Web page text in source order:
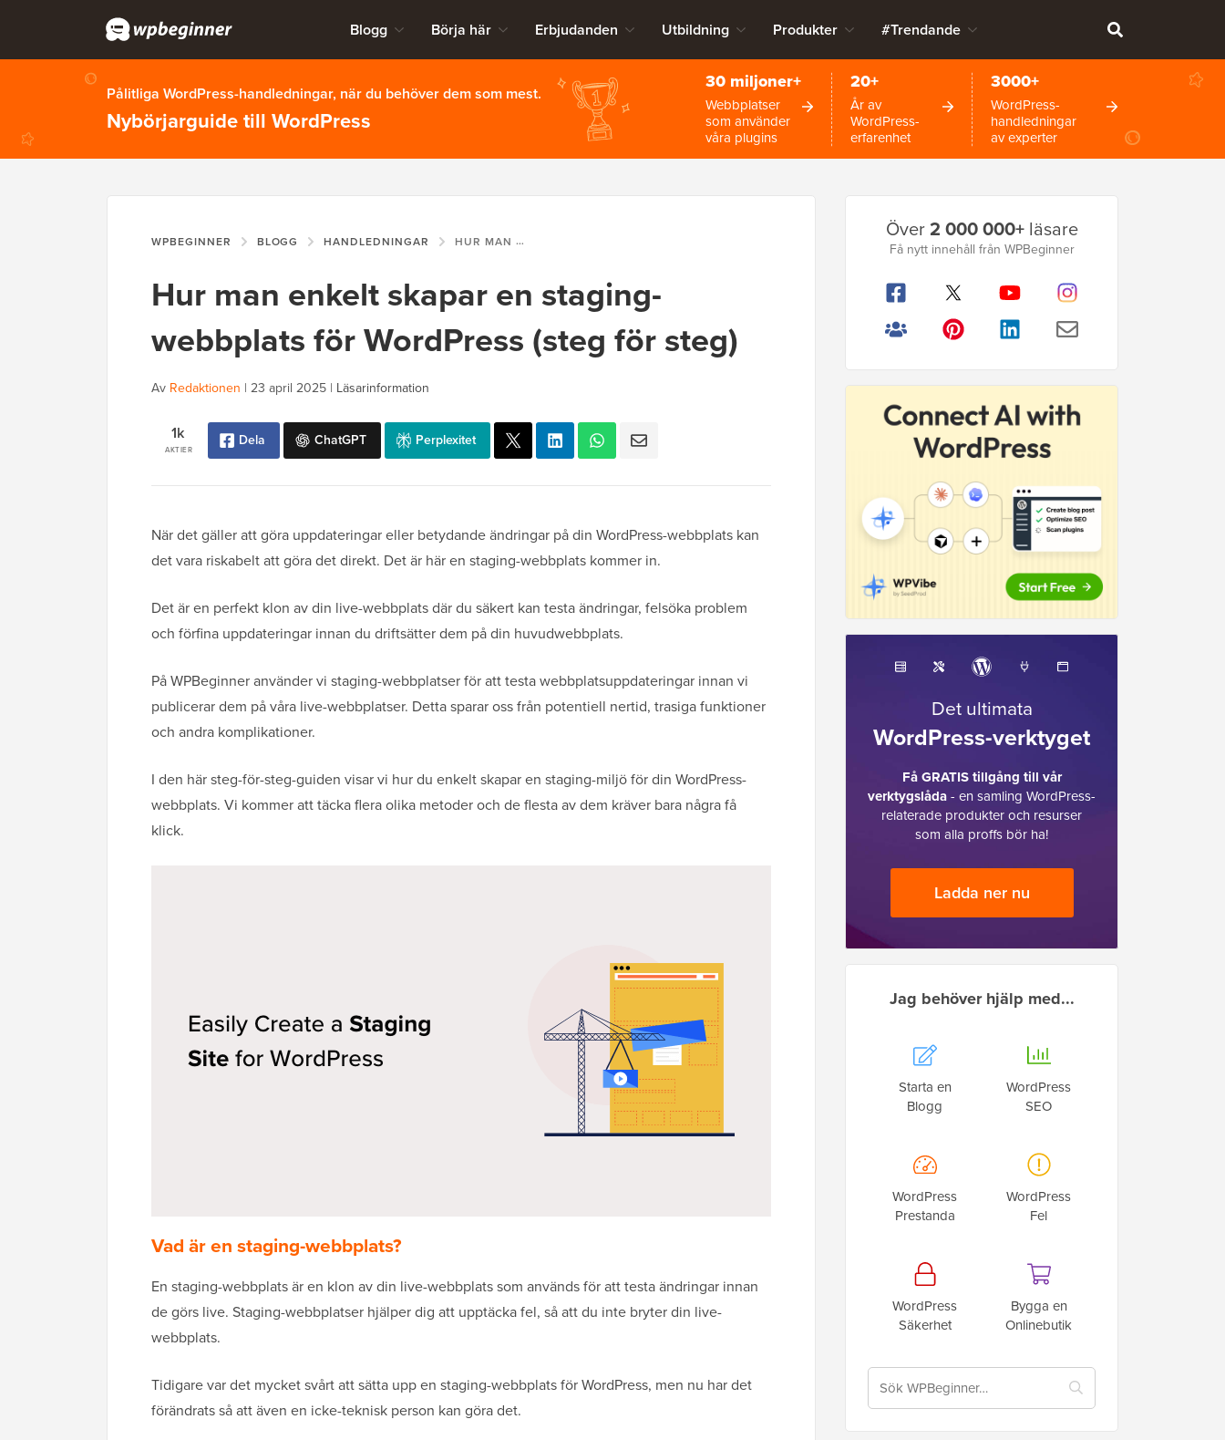
Blogg Börja här Erbjudanden Utbildning Produkter #Trendande
Pålitliga WordPress-handledningar, när du behöver dem som mest.
Nybörjarguide till WordPress
30 miljoner+
Webbplatser
som använder
våra plugins
20+
År av
WordPress-
erfarenhet
3000+
WordPress-
handledningar
av experter
WPBEGINNER BLOGG HANDLEDNINGAR HUR MAN ENKELT SKAPAR EN STAGING-WEBBPLATS FÖR WORDPRESS (STEG FÖR STEG)
Hur man enkelt skapar en staging-
webbplats för WordPress (steg för steg)
Av Redaktionen | 23 april 2025 | Läsarinformation
AKTIER
1k Dela ChatGPT Perplexitet
När det gäller att göra uppdateringar eller betydande ändringar på din WordPress-webbplats kan
det vara riskabelt att göra det direkt. Det är här en staging-webbplats kommer in.
Det är en perfekt klon av din live-webbplats där du säkert kan testa ändringar, felsöka problem
och förfina uppdateringar innan du driftsätter dem på din huvudwebbplats.
På WPBeginner använder vi staging-webbplatser för att testa webbplatsuppdateringar innan vi
publicerar dem på våra live-webbplatser. Detta sparar oss från potentiell nertid, trasiga funktioner
och andra komplikationer.
I den här steg-för-steg-guiden visar vi hur du enkelt skapar en staging-miljö för din WordPress-
webbplats. Vi kommer att täcka flera olika metoder och de flesta av dem kräver bara några få
klick.
Vad är en staging-webbplats?
En staging-webbplats är en klon av din live-webbplats som används för att testa ändringar innan
de görs live. Staging-webbplatser hjälper dig att upptäcka fel, så att du inte bryter din live-
webbplats.
Tidigare var det mycket svårt att sätta upp en staging-webbplats för WordPress, men nu har det
förändrats så att även en icke-teknisk person kan göra det.
Primär
sidofält
Över2 000 000+läsare
Få nytt innehåll från WPBeginner
Det ultimata
WordPress-verktyget
Få GRATIS tillgång till vår
verktygslåda- en samling WordPress-
relaterade produkter och resurser
som alla proffs bör ha!
Ladda ner nu
Jag behöver hjälp med...
Starta en
Blogg
WordPress
SEO
WordPress
Prestanda
WordPress
Fel
WordPress
Säkerhet
Bygga en
Onlinebutik